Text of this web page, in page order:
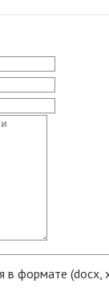
в формате (docx,